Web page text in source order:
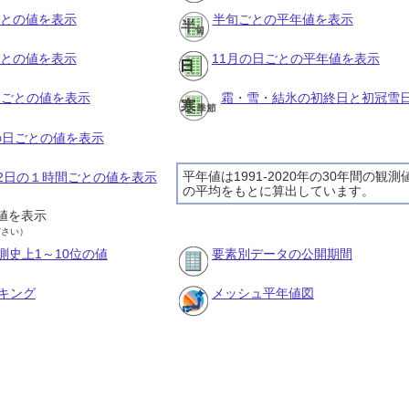
の値を表示 半旬ごとの平年値を表示
の値を表示 11月の日ごとの平年値を表示
との値を表示 霜・雪・結氷の初終日と初冠雪
ごとの値を表示
平年値は1991-2020年の30年間の観測
の平均をもとに算出しています。
の１時間ごとの値を表示
を表示
い）
史上1～10位の値 要素別データの公開期間
ング メッシュ平年値図